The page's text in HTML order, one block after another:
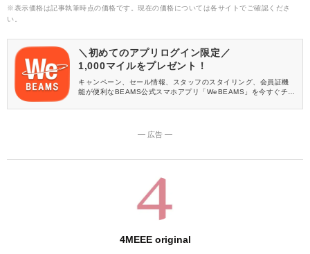
※表示価格は記事執筆時点の価格です。現在の価格については各サイトでご確認くださ
い。
＼初めてのアプリログイン限定／
1,000マイルをプレゼント！
キャンペーン、セール情報、スタッフのスタイリング、会員証機
能が便利なBEAMS公式スマホアプリ「WeBEAMS」を今すぐチェ
― 広告 ―
4MEEE original